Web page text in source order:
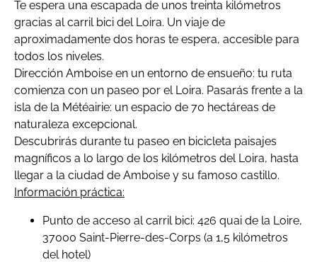
Te espera una escapada de unos treinta kilómetros
gracias al carril bici del Loira. Un viaje de
aproximadamente dos horas te espera, accesible para
todos los niveles.
Dirección Amboise en un entorno de ensueño: tu ruta
comienza con un paseo por el Loira. Pasarás frente a la
isla de la Météairie: un espacio de 70 hectáreas de
naturaleza excepcional.
Descubrirás durante tu paseo en bicicleta paisajes
magníficos a lo largo de los kilómetros del Loira, hasta
llegar a la ciudad de Amboise y su famoso castillo.
Información práctica:
Punto de acceso al carril bici: 426 quai de la Loire,
37000 Saint-Pierre-des-Corps (a 1,5 kilómetros
del hotel)